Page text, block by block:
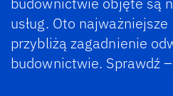
usług. Oto
przybliżą zagadnienie
budownictwie. Sprawdź